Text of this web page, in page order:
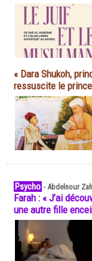
« Dara Shukoh,
ressuscite le
Psycho -Abdelnour
Farah : « J’ai
une autre fille